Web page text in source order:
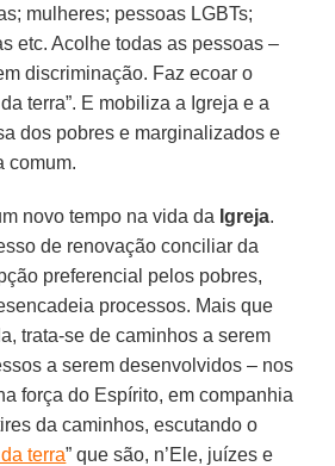
mulheres; pessoas LGBTs;
etc. Acolhe todas as pessoas –
discriminação. Faz ecoar o
terra”. E mobiliza a Igreja e a
dos pobres e marginalizados e
comum.
novo tempo na vida da Igreja.
de renovação conciliar da
preferencial pelos pobres,
processos. Mais que
trata-se de caminhos a serem
a serem desenvolvidos – nos
força do Espírito, em companhia
da caminhos, escutando o
terra” que são, n’Ele, juízes e